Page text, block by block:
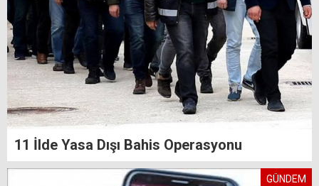
11 İlde Yasa Dışı Bahis Operasyonu
GÜNDEM